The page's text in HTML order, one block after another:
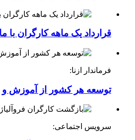
قرارداد یک ماهه کارگران
فرماندار ازنا:
توسعه هر کشور از آموزش
سرویس اجتماعی: